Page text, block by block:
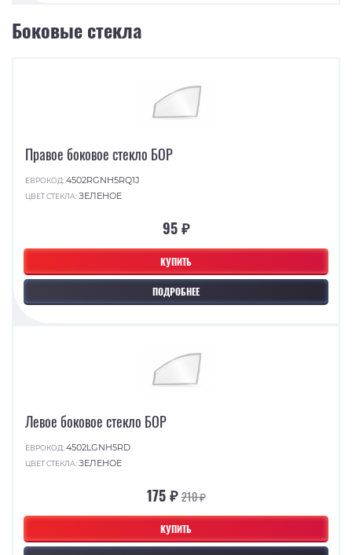
Боковые стекла
КУПИТЬ
ПОДРОБНЕЕ
Правое боковое стекло БОР
ЕВРОКОД:4502RGNH5RQ1J
ЦВЕТ СТЕКЛА:ЗЕЛЕНОЕ
95 ₽
КУПИТЬ
Левое боковое стекло БОР
ЕВРОКОД:4502LGNH5RD
ЦВЕТ СТЕКЛА:ЗЕЛЕНОЕ
175 ₽210 ₽